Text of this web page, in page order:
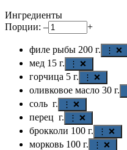
Ингредиенты
Порции: – +
филе рыбы 200 г. ⋮ ❌
мед 15 г. ⋮ ❌
горчица 5 г. ⋮ ❌
оливковое масло 30 г.
соль г. ⋮ ❌
перец г. ⋮ ❌
брокколи 100 г. ⋮ ❌
морковь 100 г. ⋮ ❌